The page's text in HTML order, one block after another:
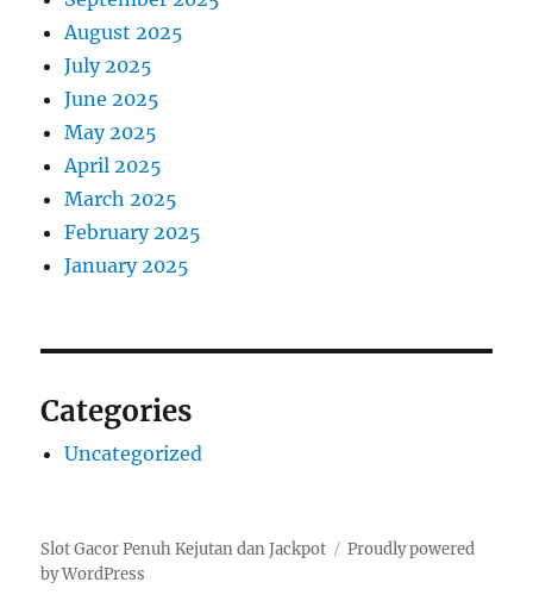
August 2025
July 2025
June 2025
May 2025
April 2025
March 2025
February 2025
January 2025
Categories
Uncategorized
Slot Gacor Penuh Kejutan dan Jackpot
Proudly powered
by WordPress